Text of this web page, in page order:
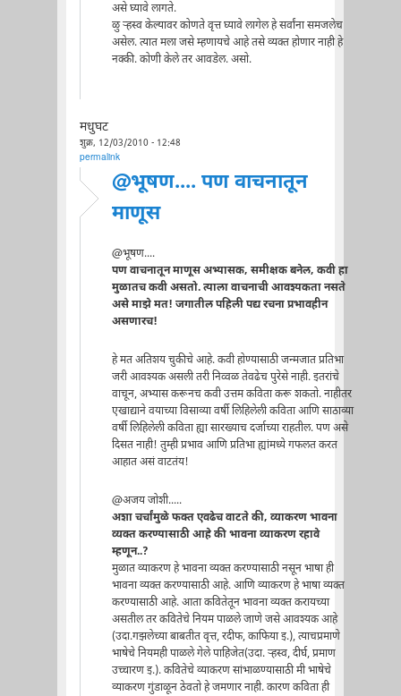
असे घ्यावे लागते.
ळु र्‍हस्व केल्यावर कोणते वृत्त घ्यावे लागेल हे सर्वांना समजलेच
असेल. त्यात मला जसे म्हणायचे आहे तसे व्यक्त होणार नाही हे
नक्की. कोणी केले तर आवडेल. असो.
मधुघट
शुक्र, 12/03/2010 - 12:48
permalink
@भूषण.... पण वाचनातून
माणूस
@भूषण....
पण वाचनातून माणूस अभ्यासक, समीक्षक बनेल, कवी हा
मुळातच कवी असतो. त्याला वाचनाची आवश्यकता नसते
असे माझे मत! जगातील पहिली पद्य रचना प्रभावहीन
असणारच!
हे मत अतिशय चुकीचे आहे. कवी होण्यासाठी जन्मजात प्रतिभा
जरी आवश्यक असली तरी निव्वळ तेवढेच पुरेसे नाही. इतरांचे
वाचून, अभ्यास करूनच कवी उत्तम कविता करू शकतो. नाहीतर
एखाद्याने वयाच्या विसाव्या वर्षी लिहिलेली कविता आणि साठाव्या
वर्षी लिहिलेली कविता ह्या सारख्याच दर्जाच्या राहतील. पण असे
दिसत नाही! तुम्ही प्रभाव आणि प्रतिभा ह्यांमध्ये गफलत करत
आहात असं वाटतंय!
@अजय जोशी.....
अशा चर्चांमुळे फक्त एवढेच वाटते की, व्याकरण भावना
व्यक्त करण्यासाठी आहे की भावना व्याकरण रहावे
म्हणून..?
मुळात व्याकरण हे भावना व्यक्त करण्यासाठी नसून भाषा ही
भावना व्यक्त करण्यासाठी आहे. आणि व्याकरण हे भाषा व्यक्त
करण्यासाठी आहे. आता कवितेतून भावना व्यक्त करायच्या
असतील तर कवितेचे नियम पाळले जाणे जसे आवश्यक आहे
(उदा.गझलेच्या बाबतीत वृत्त, रदीफ, काफिया इ.), त्याचप्रमाणे
भाषेचे नियमही पाळले गेले पाहिजेत(उदा. र्‍हस्व, दीर्घ, प्रमाण
उच्चारण इ.). कवितेचे व्याकरण सांभाळण्यासाठी मी भाषेचे
व्याकरण गुंडाळून ठेवतो हे जमणार नाही. कारण कविता ही